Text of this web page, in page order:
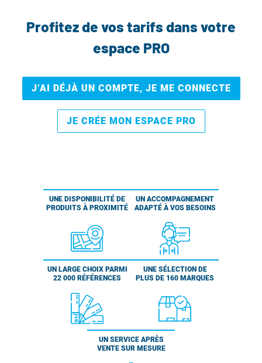
Profitez de vos tarifs dans votre
espace PRO
J’AI DÉJÀ UN COMPTE, JE ME CONNECTE
JE CRÉE MON ESPACE PRO
UNE DISPONIBILITÉ DE
PRODUITS À PROXIMITÉ
UN ACCOMPAGNEMENT
ADAPTÉ À VOS BESOINS
UN LARGE CHOIX PARMI
22 000 RÉFÉRENCES
UNE SÉLECTION DE
PLUS DE 160 MARQUES
UN SERVICE APRÈS
VENTE SUR MESURE